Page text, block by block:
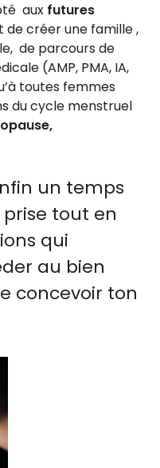
aux futures
de créer une famille ,
de parcours de
(AMP, PMA, IA,
toutes femmes
du cycle menstruel
un temps
tout en
qui
au bien
concevoir ton